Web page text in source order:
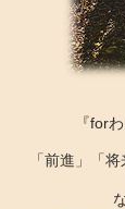
『for
「前進」「